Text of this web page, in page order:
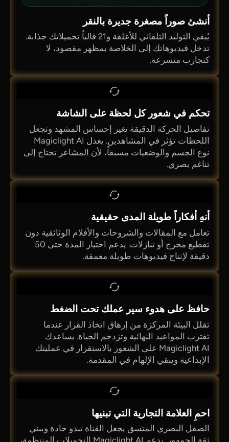
أنشئ صوراً مصغرة جديرة بالنقر
يُبقي التوليد التلقائي للأغلفة و21 قالباً تحميلاتك جذابة.
تدخل فيديوهاتك إلى الخلاصة بمظهر مقصود، لا
كتجارب متسرعة.
تحكم في شعور كل لحظة على الشاشة
تفاصيل الحركة الدقيقة تغير إحساس المشهد وتجعل
اللحظات تؤثر في المشاهدين. يعدل Magiclight AI
نوع الجسم والوضعيات مسبقاً، لأن المشاعر تحتاج إلى
تناغم بصري.
أنهِ أفكاراً طويلة المدى حقيقية
تعامل مع المقالات والشروحات والأفلام الوثائقية دون
تقطيع محرج أو تنازلات. يدعم اختيار المدة حتى 50
دقيقة لإنتاج فيديوهات طويلة معمقة.
حافظ على هدوء سير عملك تحت الضغط
تقلل البيئة المركزة من إرهاق اتخاذ القرار عندما
تقترب المواعيد النهائية وتزدحم الحياة. يساعدك
Magiclight AI على الشعور بالاستقرار في عمليتك
الإبداعية ويبقي الإلهام في المقدمة.
احمِ العلامة التجارية التي تبنيها
الصقل البصري المتسق يجعل القناة تبدو جادة ويبني